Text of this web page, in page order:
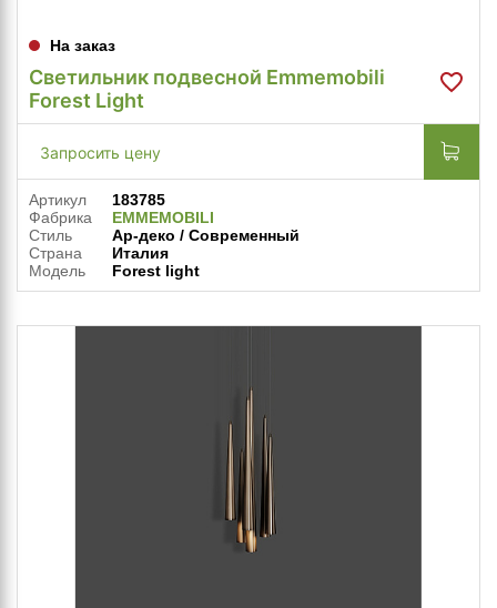
На заказ
Светильник подвесной Emmemobili
Forest Light
Запросить цену
Артикул
183785
Фабрика
EMMEMOBILI
Стиль
Ар-деко / Современный
Страна
Италия
Модель
Forest light